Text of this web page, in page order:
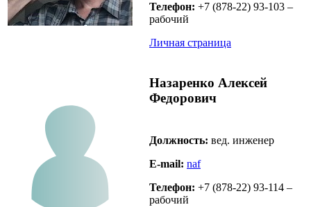
Телефон: +7 (878-22) 93-103 –
рабочий
Личная страница
Назаренко Алексей
Федорович
Должность: вед. инженер
E-mail: naf
Телефон: +7 (878-22) 93-114 –
рабочий